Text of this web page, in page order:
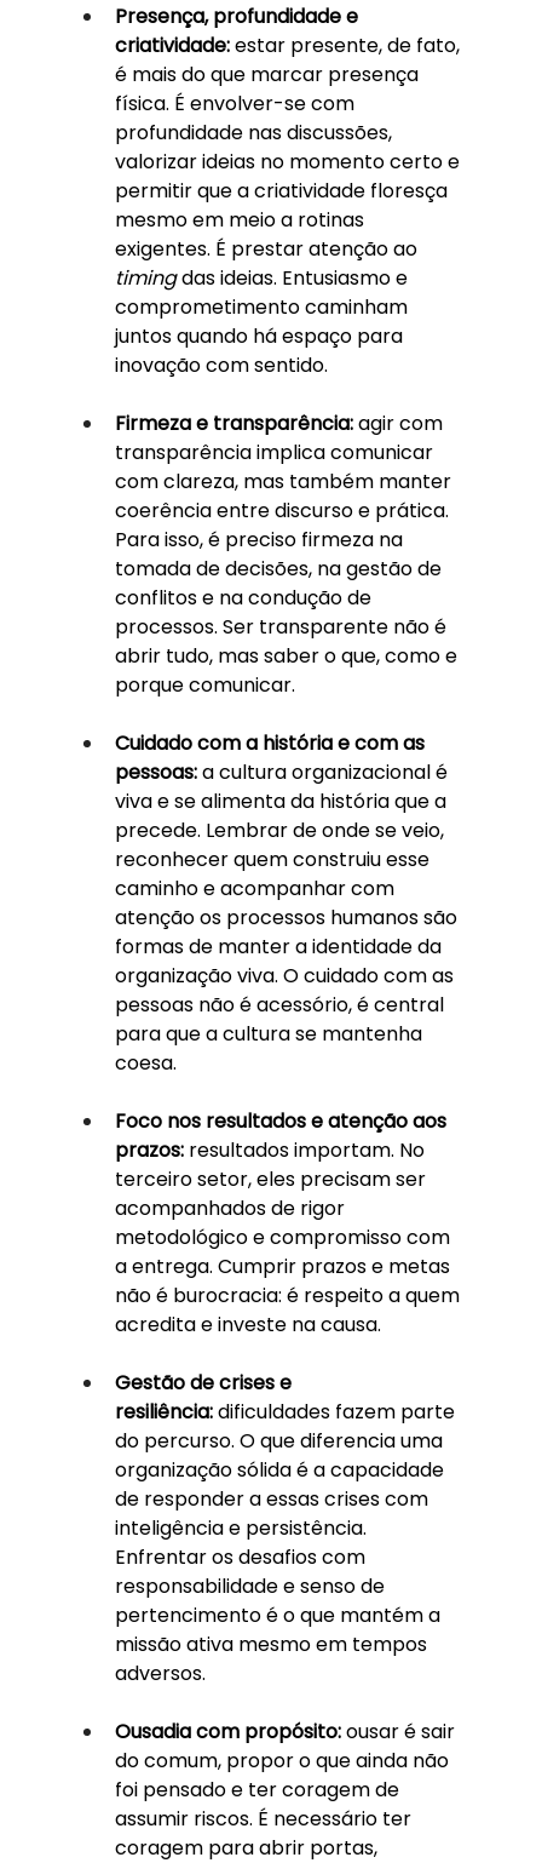
Presença, profundidade e
criatividade: estar presente, de fato,
é mais do que marcar presença
física. É envolver-se com
profundidade nas discussões,
valorizar ideias no momento certo e
permitir que a criatividade floresça
mesmo em meio a rotinas
exigentes. É prestar atenção ao
timing das ideias. Entusiasmo e
comprometimento caminham
juntos quando há espaço para
inovação com sentido.
Firmeza e transparência: agir com
transparência implica comunicar
com clareza, mas também manter
coerência entre discurso e prática.
Para isso, é preciso firmeza na
tomada de decisões, na gestão de
conflitos e na condução de
processos. Ser transparente não é
abrir tudo, mas saber o que, como e
porque comunicar.
Cuidado com a história e com as
pessoas: a cultura organizacional é
viva e se alimenta da história que a
precede. Lembrar de onde se veio,
reconhecer quem construiu esse
caminho e acompanhar com
atenção os processos humanos são
formas de manter a identidade da
organização viva. O cuidado com as
pessoas não é acessório, é central
para que a cultura se mantenha
coesa.
Foco nos resultados e atenção aos
prazos: resultados importam. No
terceiro setor, eles precisam ser
acompanhados de rigor
metodológico e compromisso com
a entrega. Cumprir prazos e metas
não é burocracia: é respeito a quem
acredita e investe na causa.
Gestão de crises e
resiliência: dificuldades fazem parte
do percurso. O que diferencia uma
organização sólida é a capacidade
de responder a essas crises com
inteligência e persistência.
Enfrentar os desafios com
responsabilidade e senso de
pertencimento é o que mantém a
missão ativa mesmo em tempos
adversos.
Ousadia com propósito: ousar é sair
do comum, propor o que ainda não
foi pensado e ter coragem de
assumir riscos. É necessário ter
coragem para abrir portas,